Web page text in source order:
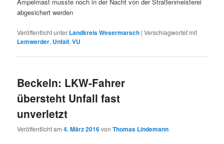
abgesichert werden
Veröffentlicht unter Landkreis Wesermarsch |Verschlagwortet mit
Lemwerder, Unfall,VU
Beckeln: LKW-Fahrer
übersteht Unfall fast
unverletzt
Veröffentlicht am4. März 2016vonThomas Lindemann